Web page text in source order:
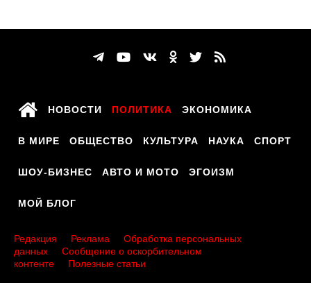
НОВОСТИ ПОЛИТИКА ЭКОНОМИКА
В МИРЕ ОБЩЕСТВО КУЛЬТУРА НАУКА СПОРТ
ШОУ-БИЗНЕС АВТО И МОТО ЭГОИЗМ
МОЙ БЛОГ
Редакция Реклама
Обработка персональных
данных
Сообщение о оскорбительном
контенте
Полезные статьи